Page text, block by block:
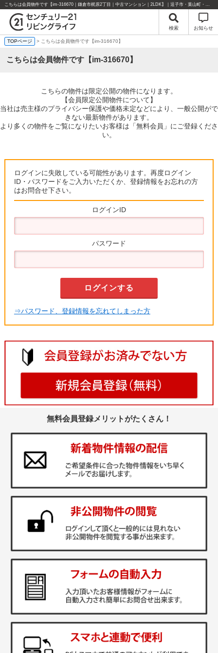
こちらは会員物件です【im-316670｜鎌倉市梶原2丁目｜中古マンション｜2LDK】｜逗子市・葉山町・湘南エリアの不動産のことならセンチュリー21リビングライフにお任せください！
検索 お知らせ
TOPページ > こちらは会員物件です【im-316670】
こちらは会員物件です【im-316670】
こちらの物件は限定公開の物件になります。
【会員限定公開物件について】
当社は売主様のプライバシー保護や価格未定などにより、一般公開がで
きない最新物件があります。
より多くの物件をご覧になりたいお客様は「無料会員」にご登録くださ
い。
ログインに失敗している可能性があります。再度ログイン
ID・パスワードをご入力いただくか、登録情報をお忘れの方
はお問合せ下さい。
ログインID
パスワード
⇒パスワード、登録情報を忘れてしまった方
無料会員登録メリットがたくさん！